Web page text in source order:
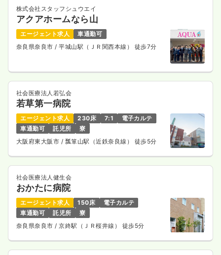
株式会社スタッフシュウエイ
アクアホームなら山
エージェント求人
車通勤可
奈良県奈良市/ 平城山駅（ＪＲ関西本線） 徒歩7分
社会医療法人若弘会
若草第一病院
エージェント求人 230床 7:1
電子カルテ
車通勤可
託児所
寮
大阪府東大阪市 / 瓢箪山駅（近鉄奈良線） 徒歩5分
社会医療法人健生会
おかたに病院
エージェント求人 150床
電子カルテ
車通勤可
託児所
寮
奈良県奈良市 / 京終駅（ＪＲ桜井線） 徒歩5分